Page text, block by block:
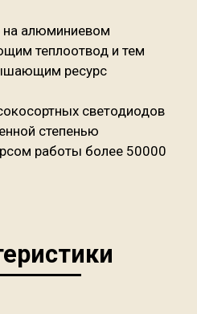
на алюминиевом
теплоотвод и тем
ресурс
светодиодов
степенью
работы более 50000